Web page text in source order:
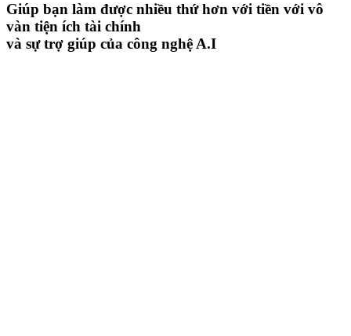
Giúp bạn làm được nhiều thứ hơn với tiền với vô
vàn tiện ích tài chính
và sự trợ giúp của công nghệ A.I